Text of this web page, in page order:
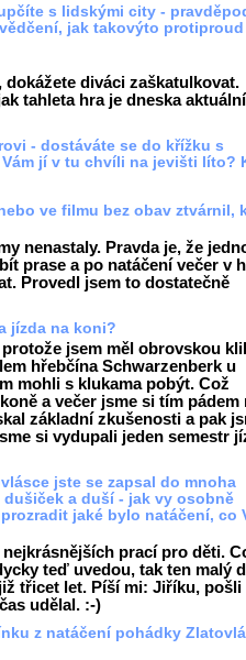
s lidskými city -
jak takovýto protiproud
dokážete diváci zaškatulkovat.
tahleta hra je dneska
- dostáváte se do křížku s
jí v tu chvíli na jevišti líto?
ve filmu bez obav ztvárnil,
nenastaly. Pravda je, že
prase a po natáčení večer v
Provedl jsem to dostatečně
jízda na koni?
jsem měl obrovskou
hřebčína Schwarzenberk u
mohli s klukama pobýt. Což
a večer jsme si tím pádem
základní zkušenosti a pak
si vydupali jeden semestr
jste se zapsal do mnoha
a duší - jak vy osobně
jaké bylo natáčení, co
prací pro děti.
teď uvedou, tak ten malý
třicet let. Píší mi: Jiříku, pošli
udělal. :-)
z natáčení pohádky